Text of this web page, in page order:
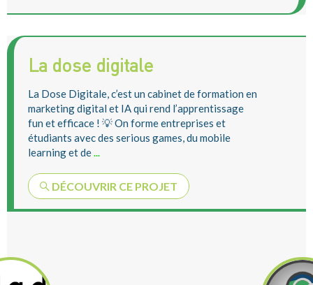
La dose digitale
La Dose Digitale, c’est un cabinet de formation en
marketing digital et IA qui rend l’apprentissage
fun et efficace ! 💡 On forme entreprises et
étudiants avec des serious games, du mobile
learning et de...
DÉCOUVRIR CE PROJET